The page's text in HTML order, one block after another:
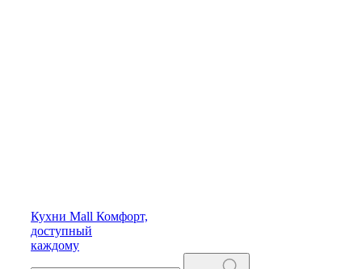
Кухни Mall Комфорт,
доступный
каждому